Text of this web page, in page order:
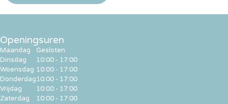
Openingsuren
Maandag
Dinsdag
Woensdag
Donderdag
Vrijdag
Zaterdag
Gesloten
10:00 - 17:00
10:00 - 17:00
10:00 - 17:00
10:00 - 17:00
10:00 - 17:00